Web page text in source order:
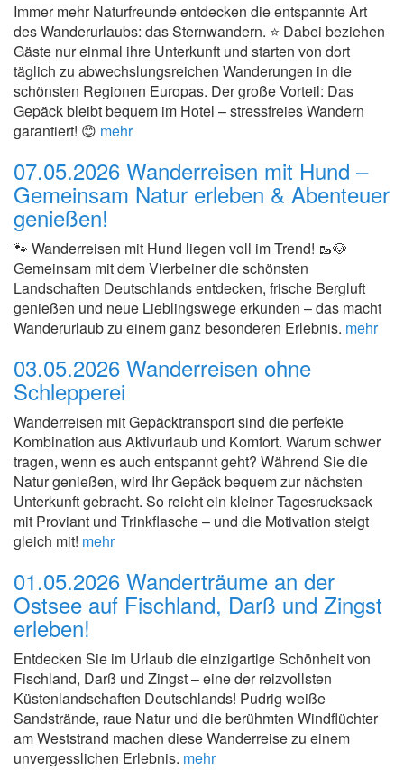
Immer mehr Naturfreunde entdecken die entspannte Art
des Wanderurlaubs: das Sternwandern. ⭐ Dabei beziehen
Gäste nur einmal ihre Unterkunft und starten von dort
täglich zu abwechslungsreichen Wanderungen in die
schönsten Regionen Europas. Der große Vorteil: Das
Gepäck bleibt bequem im Hotel – stressfreies Wandern
garantiert! 😊 mehr
07.05.2026 Wanderreisen mit Hund –
Gemeinsam Natur erleben & Abenteuer
genießen!
🐾 Wanderreisen mit Hund liegen voll im Trend! 🥾🐶
Gemeinsam mit dem Vierbeiner die schönsten
Landschaften Deutschlands entdecken, frische Bergluft
genießen und neue Lieblingswege erkunden – das macht
Wanderurlaub zu einem ganz besonderen Erlebnis. mehr
03.05.2026 Wanderreisen ohne
Schlepperei
Wanderreisen mit Gepäcktransport sind die perfekte
Kombination aus Aktivurlaub und Komfort. Warum schwer
tragen, wenn es auch entspannt geht? Während Sie die
Natur genießen, wird Ihr Gepäck bequem zur nächsten
Unterkunft gebracht. So reicht ein kleiner Tagesrucksack
mit Proviant und Trinkflasche – und die Motivation steigt
gleich mit! mehr
01.05.2026 Wanderträume an der
Ostsee auf Fischland, Darß und Zingst
erleben!
Entdecken Sie im Urlaub die einzigartige Schönheit von
Fischland, Darß und Zingst – eine der reizvollsten
Küstenlandschaften Deutschlands! Pudrig weiße
Sandstrände, raue Natur und die berühmten Windflüchter
am Weststrand machen diese Wanderreise zu einem
unvergesslichen Erlebnis. mehr